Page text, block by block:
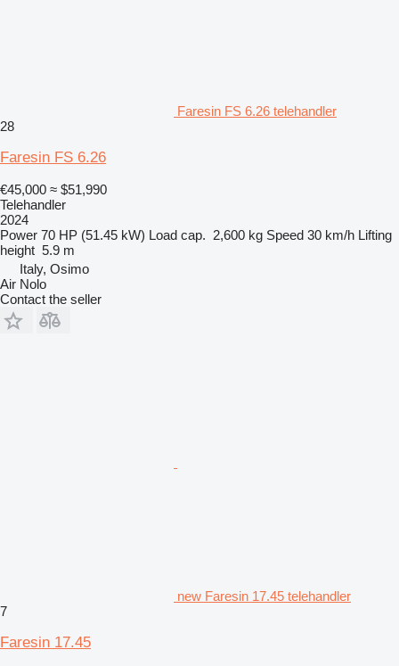
Faresin FS 6.26 telehandler
28
Faresin FS 6.26
€45,000 ≈ $51,990
Telehandler
2024
Power 70 HP (51.45 kW) Load cap. 2,600 kg Speed 30 km/h Lifting
height 5.9 m
Italy, Osimo
Air Nolo
Contact the seller
new Faresin 17.45 telehandler
7
Faresin 17.45